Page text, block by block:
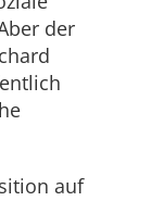
der
auf